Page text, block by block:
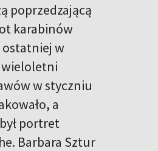
poprzedzającą
karabinów
ostatniej w
wieloletni
w styczniu
a
portret
Barbara Sztur